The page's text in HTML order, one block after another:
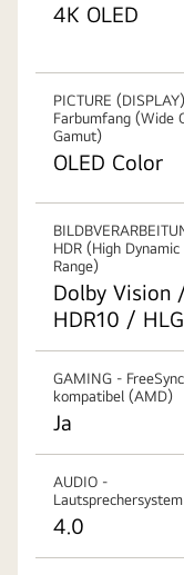
4K OLED
PICTURE
Farbumfang (Wide
Gamut)
OLED Color
HDR (High Dynamic
Range)
Dolby Vision
HDR10 / HLG
GAMING -
kompatibel (AMD)
Ja
AUDIO -
Lautsprechersystem
4.0